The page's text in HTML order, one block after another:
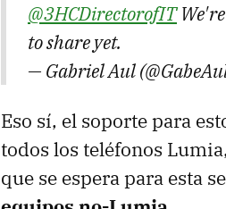
@3HCDirectorofIT
to share yet.
— Gabriel Aul
Eso sí, el soporte para
todos los teléfonos
que se espera para esta